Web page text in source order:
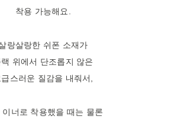
착용 가능해요.
랑살랑한 쉬폰 소재가
랙 위에서 단조롭지 않은
급스러운 질감을 내줘서,
이너로 착용했을 때는 물론